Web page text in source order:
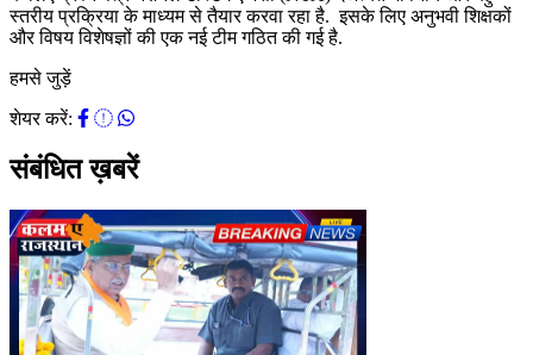
स्तरीय प्रक्रिया के माध्यम से तैयार करवा रहा है. इसके लिए अनुभवी शिक्षकों
और विषय विशेषज्ञों की एक नई टीम गठित की गई है.
हमसे जुड़ें
शेयर करें:
संबंधित ख़बरें